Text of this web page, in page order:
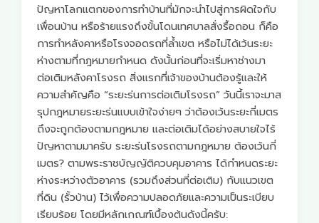
ปัญหาโลกแตกของการทำบ้านที่มักจะนำไปสู่การผิดใจกับ
เพื่อนบ้าน หรือร้ายแรงถึงขั้นโดนเทศบาลสั่งรื้อถอน ก็คือ
การทำหลังคาหรือโรงจอดรถที่ล้ำเขต หรือไม่ได้เว้นระยะ
ห่างตามที่กฎหมายกำหนด ดังนั้นก่อนที่จะเริ่มหาช่างมา
ต่อเติมหลังคาโรงรถ สิ่งแรกที่เจ้าของบ้านต้องรู้และให้
ความสำคัญคือ “ระยะร่นการต่อเติมโรงรถ” วันนี้เราจะมาส
รุปกฎหมายระยะร่นแบบเข้าใจง่ายๆ ว่าต้องเว้นระยะกี่เมตร
ถึงจะถูกต้องตามกฎหมาย และต่อเติมได้อย่างสบายใจไร้
ปัญหาตามมาครับ ระยะร่นโรงรถตามกฎหมาย ต้องเว้นกี่
เมตร? ตามพระราชบัญญัติควบคุมอาคาร ได้กำหนดระยะ
ห่างระหว่างตัวอาคาร (รวมถึงส่วนที่ต่อเติม) กับแนวเขต
ที่ดิน (รั้วบ้าน) ไว้เพื่อความปลอดภัยและความเป็นระเบียบ
เรียบร้อย โดยมีหลักเกณฑ์เบื้องต้นดังนี้ครับ: